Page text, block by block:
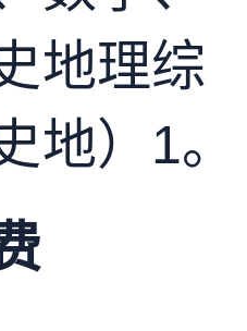
地理综
地） 1。